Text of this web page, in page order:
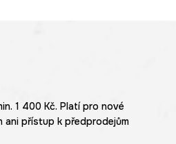
1 400 Kč. Platí pro nové
ani přístup k předprodejům